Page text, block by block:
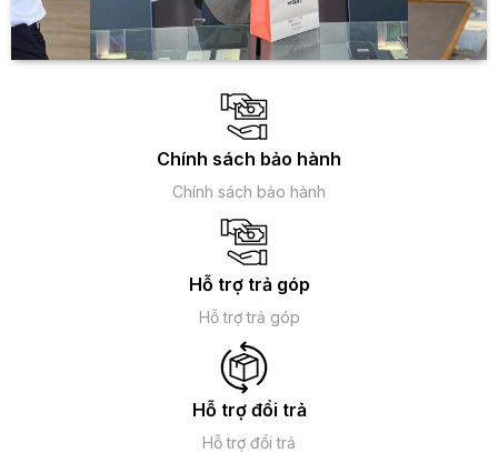
Chính sách bảo hành
Chính sách bảo hành
Hỗ trợ trả góp
Hỗ trợ trả góp
Hỗ trợ đổi trả
Hỗ trợ đổi trả